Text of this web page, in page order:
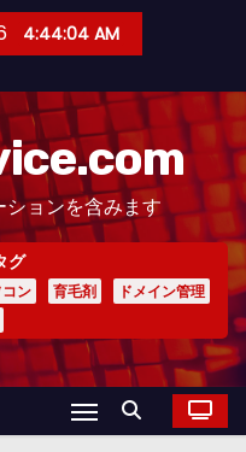
4:44:05 AM
ョンを含みます
グ
ン 育毛剤
ドメイン管理